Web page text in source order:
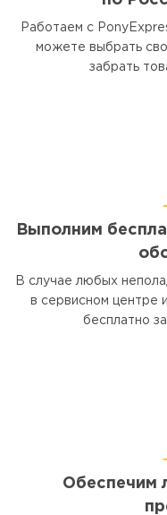
Работаем с
можете выбрать
забрать
Выполним
В случае любых
в сервисном центре
бесплатно
Обеспечим